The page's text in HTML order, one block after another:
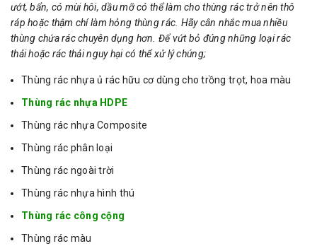
ướt, bẩn, có mùi hôi, dầu mỡ có thể làm cho thùng rác trở nên thô
ráp hoặc thậm chí làm hỏng thùng rác. Hãy cân nhắc mua nhiều
thùng chứa rác chuyên dụng hơn. Để vứt bỏ đúng những loại rác
thải hoặc rác thải nguy hại có thể xử lý chúng;
Thùng rác nhựa ủ rác hữu cơ dùng cho trồng trọt, hoa màu
Thùng rác nhựa HDPE
Thùng rác nhựa Composite
Thùng rác phân loại
Thùng rác ngoài trời
Thùng rác nhựa hình thú
Thùng rác công cộng
Thùng rác màu